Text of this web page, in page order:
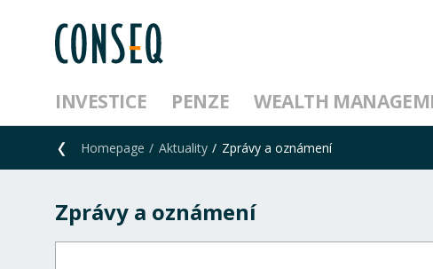
INVESTICE PENZE WEALTH
Homepage Aktuality Zprávy a oznámení
Zprávy a oznámení